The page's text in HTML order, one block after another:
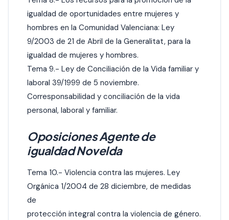
igualdad de oportunidades entre mujeres y
hombres en la Comunidad Valenciana: Ley
9/2003 de 21 de Abril de la Generalitat, para la
igualdad de mujeres y hombres.
Tema 9.- Ley de Conciliación de la Vida familiar y
laboral 39/1999 de 5 noviembre.
Corresponsabilidad y conciliación de la vida
personal, laboral y familiar.
Oposiciones Agente de
igualdad Novelda
Tema 10.- Violencia contra las mujeres. Ley
Orgánica 1/2004 de 28 diciembre, de medidas
de
protección integral contra la violencia de género.